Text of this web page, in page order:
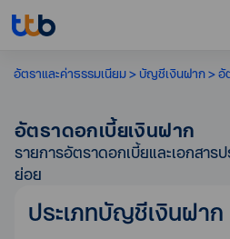
อัตราและค่าธรรมเนียม บัญชีเงินฝาก อั
อัตราดอกเบี้ยเงินฝาก
รายการอัตราดอกเบี้ยและเอกสา
ย่อย
ประเภทบัญชีเงินฝาก